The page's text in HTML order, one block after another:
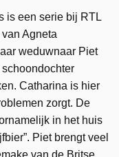
is een serie bij RTL
Agneta
weduwnaar Piet
Catharina is hier
zorgt. De
in het huis
Piet brengt veel
van de Britse